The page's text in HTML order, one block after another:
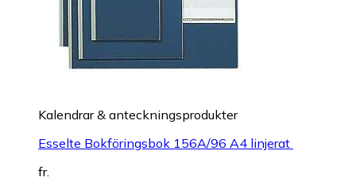
Kalendrar & anteckningsprodukter
Esselte Bokföringsbok 156A/96 A4 linjerat
fr.